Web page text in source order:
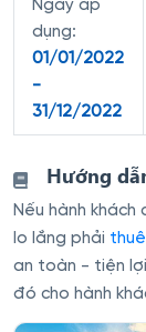
Ngày áp
dụng:
01/01/2022
-
31/12/2022
Hướng
Nếu hành
lo lắng phải
an toàn - tiện
đó cho hành